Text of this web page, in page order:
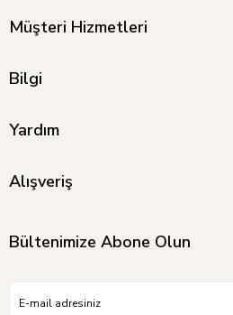
Müşteri Hizmetleri
Bilgi
Yardım
Alışveriş
Bültenimize Abone Olun